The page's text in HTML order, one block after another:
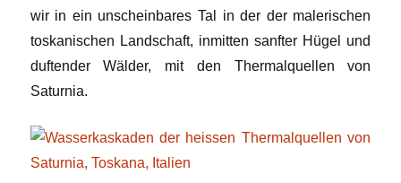
wir in ein unscheinbares Tal in der der malerischen
toskanischen Landschaft, inmitten sanfter Hügel und
duftender Wälder, mit den Thermalquellen von
Saturnia.